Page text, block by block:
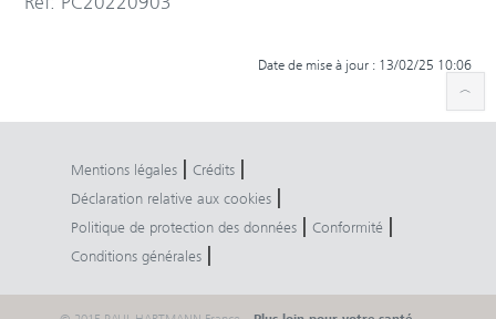
Date de mise à jour : 13/02/25 10:06
Mentions légales Crédits
Déclaration relative aux cookies
Politique de protection des données Conformité
Conditions générales